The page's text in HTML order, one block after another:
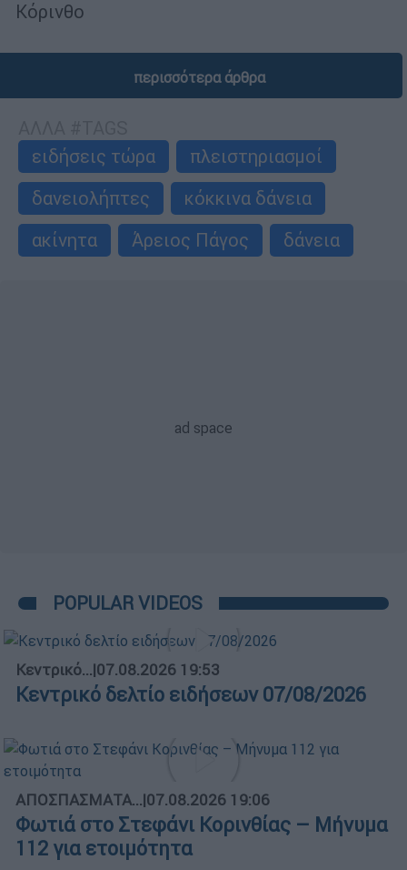
Κόρινθο
περισσότερα άρθρα
ειδήσεις τώρα
πλειστηριασμοί
δανειολήπτες
κόκκινα δάνεια
ακίνητα
Άρειος Πάγος δάνεια
POPULAR VIDEOS
Κεντρικό...|07.08.2026 19:53
Κεντρικό δελτίο ειδήσεων 07/08/2026
ΑΠΟΣΠΑΣΜΑΤΑ...|07.08.2026 19:06
Φωτιά στο Στεφάνι Κορινθίας – Μήνυμα
112 για ετοιμότητα